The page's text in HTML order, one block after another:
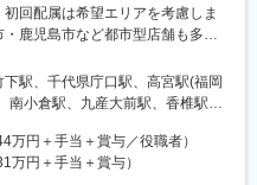
崎大師駅、京急新子安駅、杉田駅
・葉山駅、並木中央駅、港南中央
上石神井駅、東日本橋駅、有楽
(東京都)、菊川駅(東京都)、梶原
町駅、代々木公園駅、都立家政
、東京テレポート駅、八坂駅、
、松が谷駅、本八幡駅(総武線)、
初回配属は希望エリアを考慮しま
鹿児島市など都市型店舗も多
舗が多数。ライフステージに応
時にご相談いただけます。
可能（店舗による）◎受動喫煙
性あり＜POINT＞「通勤のしやす
都市型」の店舗展開で、駅付近の
駅、千代県庁口駅、高宮駅(福岡
南小倉駅、九産大前駅、香椎駅、
駅、黒崎駅、折尾駅、博多駅、赤
、井尻駅、祇園駅(福岡県)、永犬
円＋手当＋賞与／役職者）
万円＋手当＋賞与）